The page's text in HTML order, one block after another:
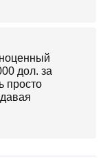
дол. за
просто